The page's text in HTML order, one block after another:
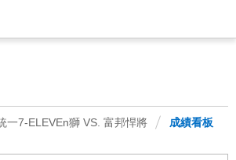
一7-ELEVEn獅 VS. 富邦悍將 成績看板